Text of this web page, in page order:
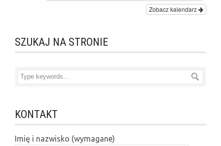
Zobacz kalendarz
SZUKAJ NA STRONIE
KONTAKT
Imię i nazwisko (wymagane)